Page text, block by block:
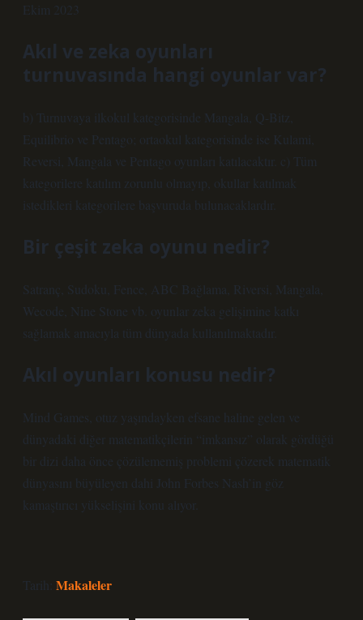
Ekim 2023
Akıl ve zeka oyunları
turnuvasında hangi oyunlar var?
b) Turnuvaya ilkokul kategorisinde Mangala, Q-Bitz,
Equilibrio ve Pentago; ortaokul kategorisinde ise Kulami,
Reversi, Mangala ve Pentago oyunları katılacaktır. c) Tüm
kategorilere katılım zorunlu olmayıp, okullar katılmak
istedikleri kategorilere başvuruda bulunacaklardır.
Bir çeşit zeka oyunu nedir?
Satranç, Sudoku, Fence, ABC Bağlama, Riversi, Mangala,
Wecode, Nine Stone vb. oyunlar zeka gelişimine katkı
sağlamak amacıyla tüm dünyada kullanılmaktadır.
Akıl oyunları konusu nedir?
Mind Games, otuz yaşındayken efsane haline gelen ve
dünyadaki diğer matematikçilerin “imkansız” olarak gördüğü
bir dizi daha önce çözülememiş problemi çözerek matematik
dünyasını büyüleyen dahi John Forbes Nash’in göz
kamaştırıcı yükselişini konu alıyor.
Tarih: Makaleler